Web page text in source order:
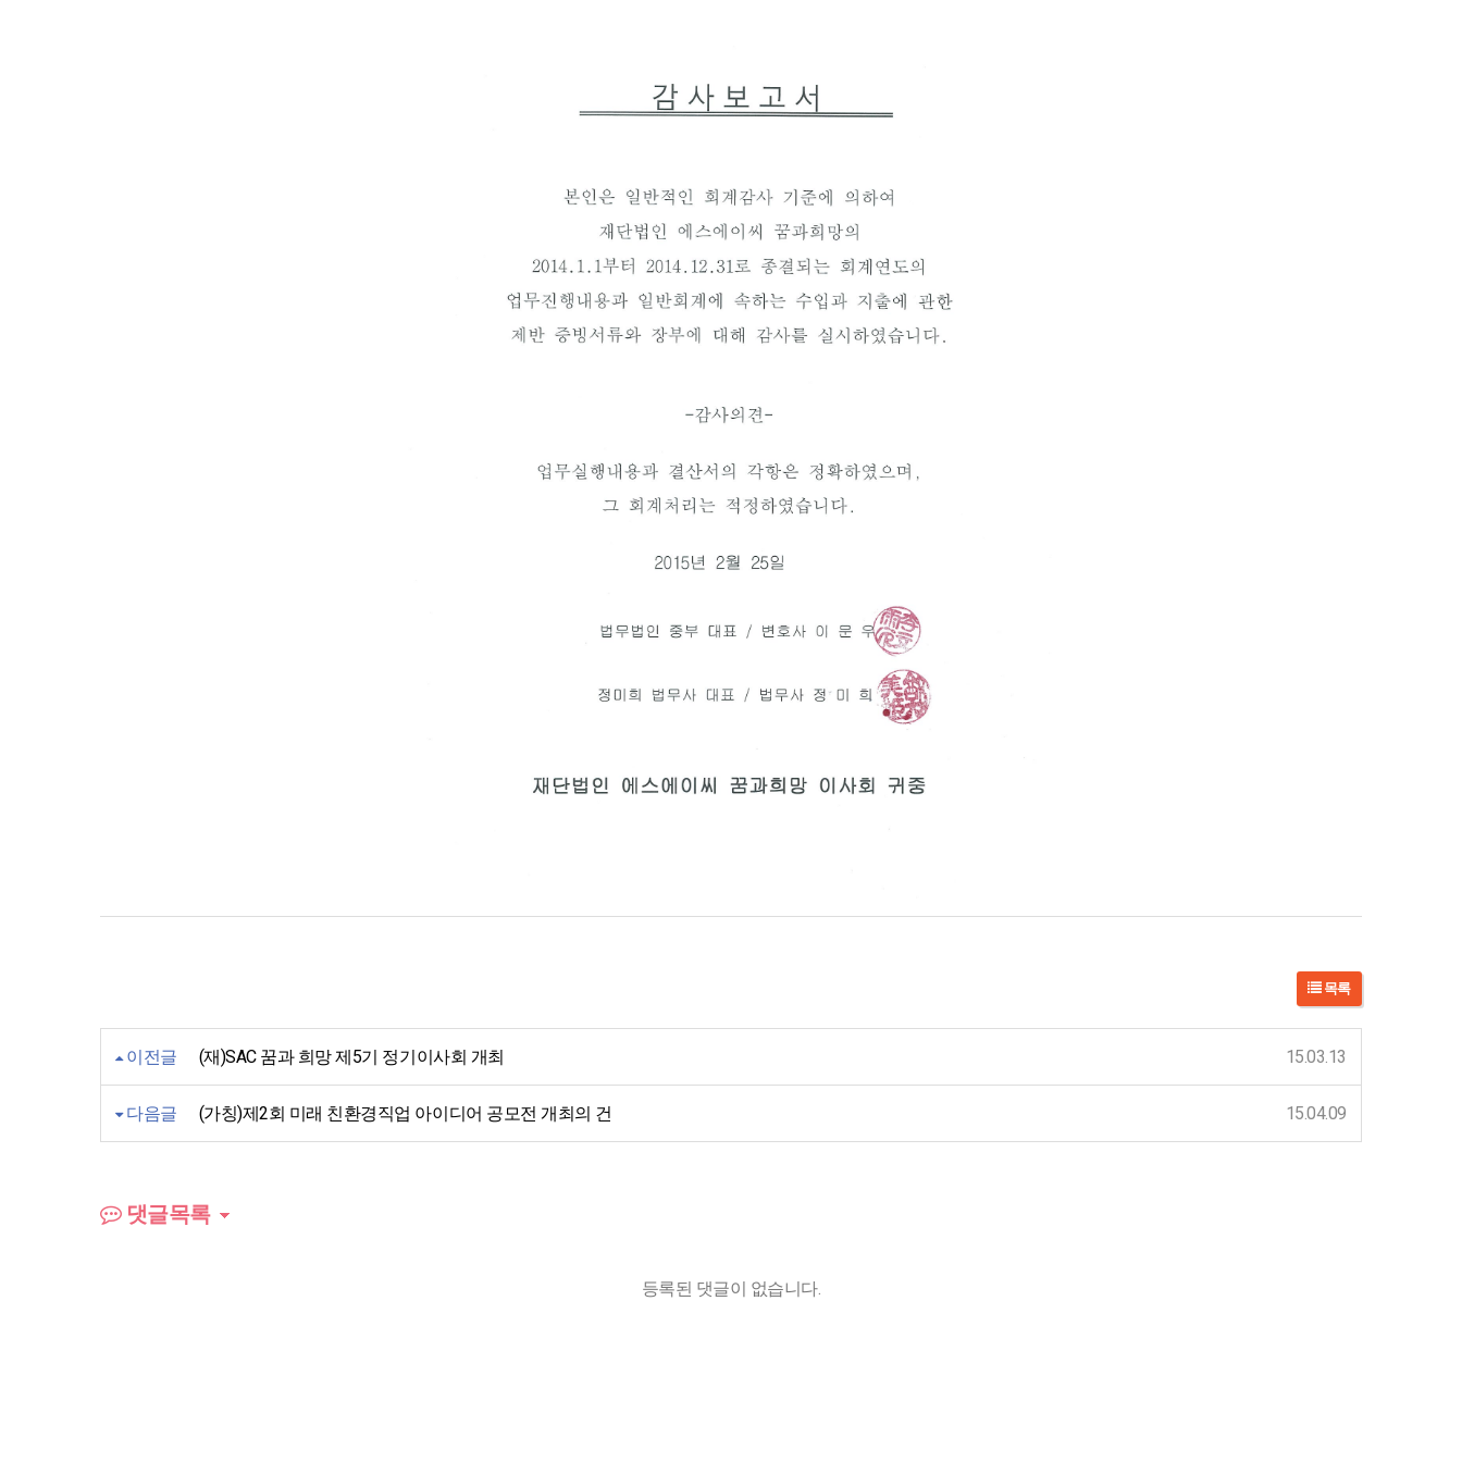
목록
이전글 (재)SAC 꿈과 희망 제5기 정기이사회 개최 15.03.13
다음글 (가칭)제2회 미래 친환경직업 아이디어 공모전 개최의 건 15.04.09
댓글목록
등록된 댓글이 없습니다.